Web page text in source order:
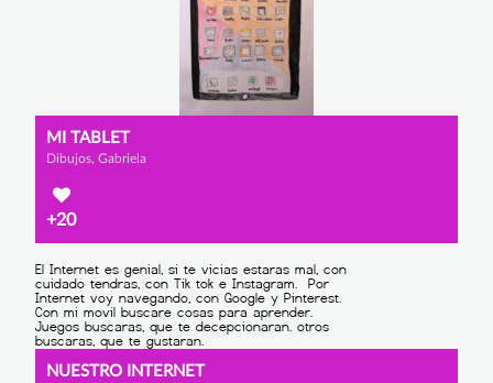
MI TABLET
Dibujos, Gabriela
+20
NUESTRO INTERNET